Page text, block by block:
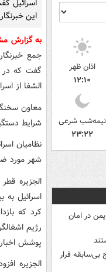
اذان ظهر
۱۲:۱۰
نیمه‌شب شرعی
۲۳:۲۲
در امان
فرار
اسرائیل
این
به گزارش
جمع
گفت که در
الشفا از
معاون
شرایط
نظامیان
شهر مورد
الجزیره
اسرائیل
کرد که
رژیم
پوشش
الجزیره